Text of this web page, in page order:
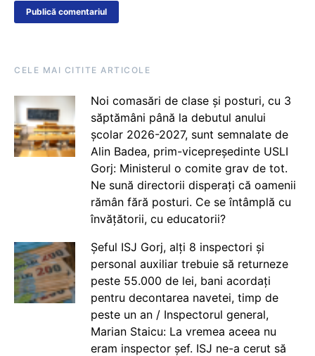
CELE MAI CITITE ARTICOLE
Noi comasări de clase și posturi, cu 3
săptămâni până la debutul anului
școlar 2026-2027, sunt semnalate de
Alin Badea, prim-vicepreședinte USLI
Gorj: Ministerul o comite grav de tot.
Ne sună directorii disperați că oamenii
rămân fără posturi. Ce se întâmplă cu
învățătorii, cu educatorii?
Șeful ISJ Gorj, alți 8 inspectori și
personal auxiliar trebuie să returneze
peste 55.000 de lei, bani acordați
pentru decontarea navetei, timp de
peste un an / Inspectorul general,
Marian Staicu: La vremea aceea nu
eram inspector șef. ISJ ne-a cerut să